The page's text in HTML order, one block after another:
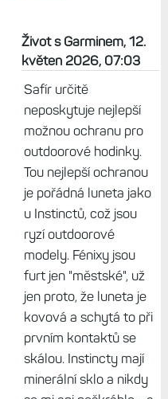
Život s Garminem, 12.
květen 2026, 07:03
Safír určitě
neposkytuje nejlepší
možnou ochranu pro
outdoorové hodinky.
Tou nejlepší ochranou
je pořádná luneta jako
u Instinctů, což jsou
ryzí outdoorové
modely. Fénixy jsou
furt jen "městské", už
jen proto, že luneta je
kovová a schytá to při
prvním kontaktů se
skálou. Instincty mají
minerální sklo a nikdy